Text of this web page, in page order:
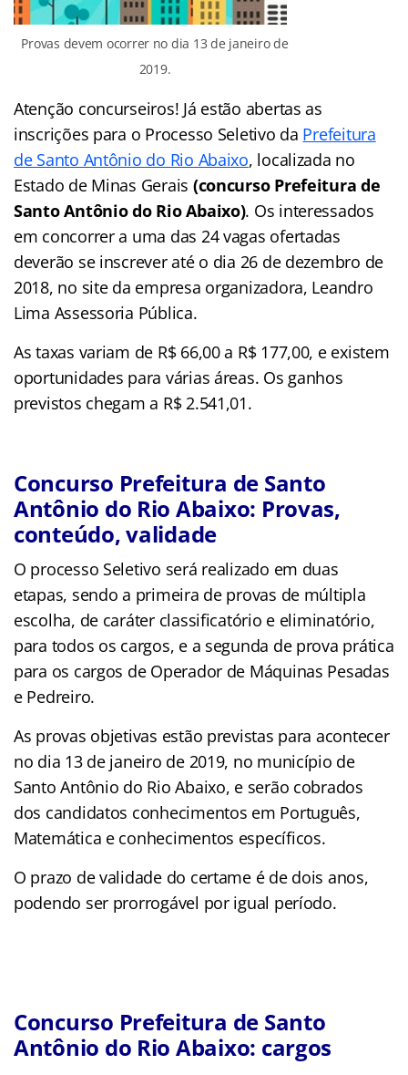
Provas devem ocorrer no dia 13 de janeiro de
2019.
Atenção concurseiros! Já estão abertas as
inscrições para o Processo Seletivo da Prefeitura
de Santo Antônio do Rio Abaixo, localizada no
Estado de Minas Gerais (concurso Prefeitura de
Santo Antônio do Rio Abaixo). Os interessados
em concorrer a uma das 24 vagas ofertadas
deverão se inscrever até o dia 26 de dezembro de
2018, no site da empresa organizadora, Leandro
Lima Assessoria Pública.
As taxas variam de R$ 66,00 a R$ 177,00, e existem
oportunidades para várias áreas. Os ganhos
previstos chegam a R$ 2.541,01.
Concurso Prefeitura de Santo
Antônio do Rio Abaixo: Provas,
conteúdo, validade
O processo Seletivo será realizado em duas
etapas, sendo a primeira de provas de múltipla
escolha, de caráter classificatório e eliminatório,
para todos os cargos, e a segunda de prova prática
para os cargos de Operador de Máquinas Pesadas
e Pedreiro.
As provas objetivas estão previstas para acontecer
no dia 13 de janeiro de 2019, no município de
Santo Antônio do Rio Abaixo, e serão cobrados
dos candidatos conhecimentos em Português,
Matemática e conhecimentos específicos.
O prazo de validade do certame é de dois anos,
podendo ser prorrogável por igual período.
Concurso Prefeitura de Santo
Antônio do Rio Abaixo: cargos